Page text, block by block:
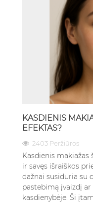
KASDIENIS
EFEKTAS?
2403 Peržiūros
Kasdienis
ir savęs išraiškos
dažnai susiduria su
pastebimą įvaizdį
kasdienybėje. Ši